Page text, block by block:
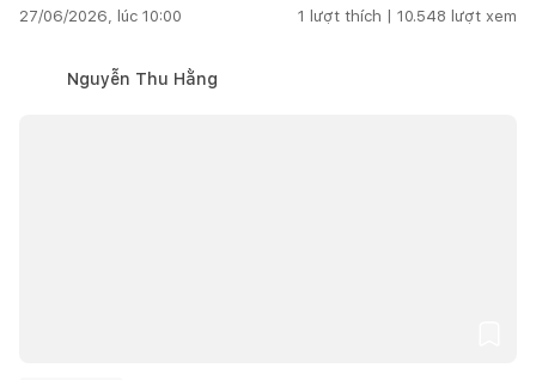
27/06/2026, lúc 10:00 1 lượt thích | 10.548 lượt xem
Nguyễn Thu Hằng